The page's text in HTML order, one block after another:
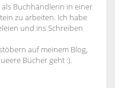
als Buchhändlerin in einer
zu arbeiten. Ich habe
und ins Schreiben
auf meinem Blog,
Bücher geht :).